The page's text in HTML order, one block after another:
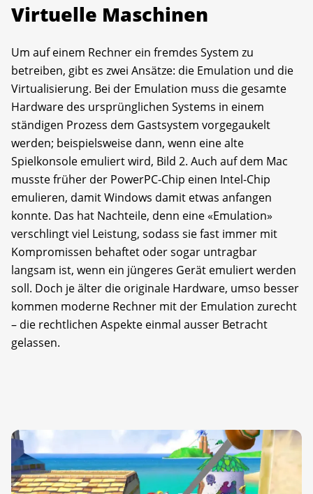
Virtuelle Maschinen
Um auf einem Rechner ein fremdes System zu
betreiben, gibt es zwei Ansätze: die Emulation und die
Virtualisierung. Bei der Emulation muss die gesamte
Hardware des ursprünglichen Systems in einem
ständigen Prozess dem Gastsystem vorgegaukelt
werden; beispielsweise dann, wenn eine alte
Spielkonsole emuliert wird, Bild 2. Auch auf dem Mac
musste früher der PowerPC-Chip einen Intel-Chip
emulieren, damit Windows damit etwas anfangen
konnte. Das hat Nachteile, denn eine «Emulation»
verschlingt viel Leistung, sodass sie fast immer mit
Kompromissen behaftet oder sogar untragbar
langsam ist, wenn ein jüngeres Gerät emuliert werden
soll. Doch je älter die originale Hardware, umso besser
kommen moderne Rechner mit der Emulation zurecht
– die rechtlichen Aspekte einmal ausser Betracht
gelassen.